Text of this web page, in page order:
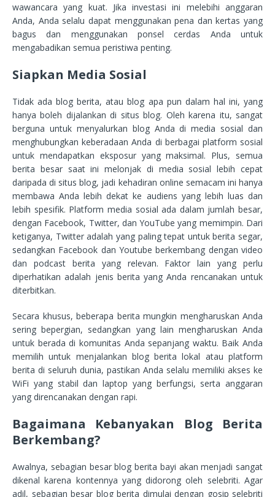
wawancara yang kuat. Jika investasi ini melebihi anggaran
Anda, Anda selalu dapat menggunakan pena dan kertas yang
bagus dan menggunakan ponsel cerdas Anda untuk
mengabadikan semua peristiwa penting.
Siapkan Media Sosial
Tidak ada blog berita, atau blog apa pun dalam hal ini, yang
hanya boleh dijalankan di situs blog. Oleh karena itu, sangat
berguna untuk menyalurkan blog Anda di media sosial dan
menghubungkan keberadaan Anda di berbagai platform sosial
untuk mendapatkan eksposur yang maksimal. Plus, semua
berita besar saat ini melonjak di media sosial lebih cepat
daripada di situs blog, jadi kehadiran online semacam ini hanya
membawa Anda lebih dekat ke audiens yang lebih luas dan
lebih spesifik. Platform media sosial ada dalam jumlah besar,
dengan Facebook, Twitter, dan YouTube yang memimpin. Dari
ketiganya, Twitter adalah yang paling tepat untuk berita segar,
sedangkan Facebook dan Youtube berkembang dengan video
dan podcast berita yang relevan. Faktor lain yang perlu
diperhatikan adalah jenis berita yang Anda rencanakan untuk
diterbitkan.
Secara khusus, beberapa berita mungkin mengharuskan Anda
sering bepergian, sedangkan yang lain mengharuskan Anda
untuk berada di komunitas Anda sepanjang waktu. Baik Anda
memilih untuk menjalankan blog berita lokal atau platform
berita di seluruh dunia, pastikan Anda selalu memiliki akses ke
WiFi yang stabil dan laptop yang berfungsi, serta anggaran
yang direncanakan dengan rapi.
Bagaimana Kebanyakan Blog Berita
Berkembang?
Awalnya, sebagian besar blog berita bayi akan menjadi sangat
dikenal karena kontennya yang didorong oleh selebriti. Agar
adil, sebagian besar blog berita dimulai dengan gosip selebriti